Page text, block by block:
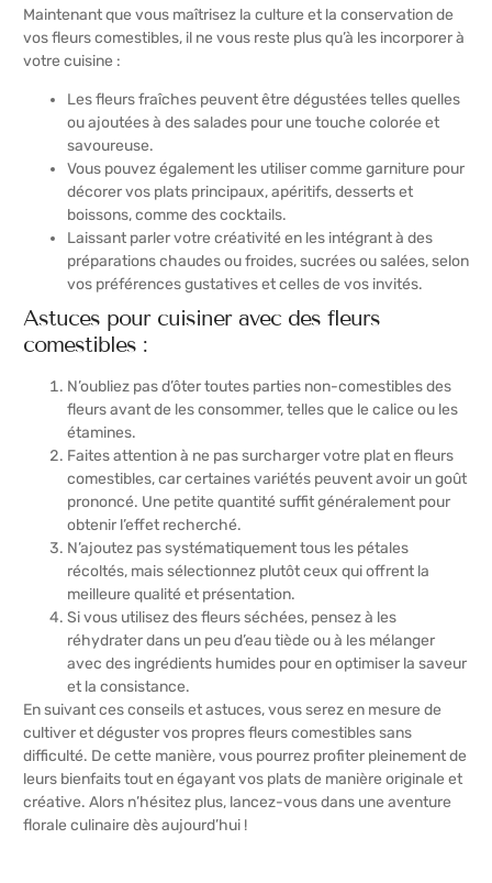
Maintenant que vous maîtrisez la culture et la conservation de
vos fleurs comestibles, il ne vous reste plus qu’à les incorporer à
votre cuisine :
Les fleurs fraîches peuvent être dégustées telles quelles
ou ajoutées à des salades pour une touche colorée et
savoureuse.
Vous pouvez également les utiliser comme garniture pour
décorer vos plats principaux, apéritifs, desserts et
boissons, comme des cocktails.
Laissant parler votre créativité en les intégrant à des
préparations chaudes ou froides, sucrées ou salées, selon
vos préférences gustatives et celles de vos invités.
Astuces pour cuisiner avec des fleurs
comestibles :
N’oubliez pas d’ôter toutes parties non-comestibles des
fleurs avant de les consommer, telles que le calice ou les
étamines.
Faites attention à ne pas surcharger votre plat en fleurs
comestibles, car certaines variétés peuvent avoir un goût
prononcé. Une petite quantité suffit généralement pour
obtenir l’effet recherché.
N’ajoutez pas systématiquement tous les pétales
récoltés, mais sélectionnez plutôt ceux qui offrent la
meilleure qualité et présentation.
Si vous utilisez des fleurs séchées, pensez à les
réhydrater dans un peu d’eau tiède ou à les mélanger
avec des ingrédients humides pour en optimiser la saveur
et la consistance.
En suivant ces conseils et astuces, vous serez en mesure de
cultiver et déguster vos propres fleurs comestibles sans
difficulté. De cette manière, vous pourrez profiter pleinement de
leurs bienfaits tout en égayant vos plats de manière originale et
créative. Alors n’hésitez plus, lancez-vous dans une aventure
florale culinaire dès aujourd’hui !